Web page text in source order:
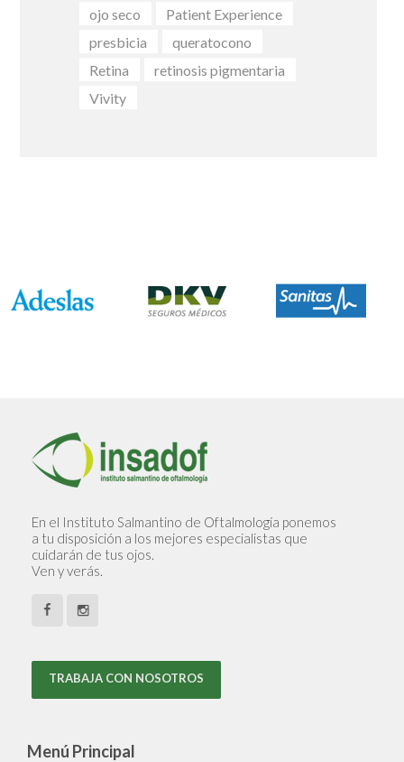
ojo seco
Patient Experience
presbicia
queratocono
Retina
retinosis pigmentaria
Vivity
En el Instituto Salmantino de Oftalmología ponemos
a tu disposición a los mejores especialistas que
cuidarán de tus ojos.
Ven y verás.
TRABAJA CON NOSOTROS
Menú Principal